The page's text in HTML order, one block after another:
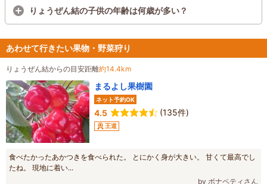
りょうぜん結の子供の年齢は何歳が多い？
あわせて行きたい果物・野菜狩り
りょうぜん結からの目安距離約14.4km
まるよし果樹園
ネット予約OK
4.5 (135件)
王道
食べたかったあかつきを食べられた。 とにかく身が大きい。 甘くて最高でし
たね。 現地に着い...
by ボナペティさん